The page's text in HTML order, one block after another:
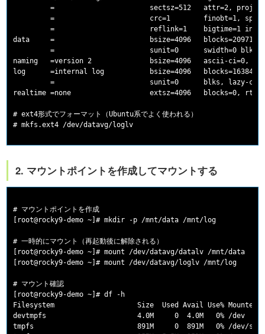
=                       sectsz=512   attr=2,
=                       crc=1        finobt=1,
=                       reflink=1    bigtime=1
data     =                       bsize=4096   blocks=2097152,
         =                       sunit=0      swidth=0 blks
naming   =version 2              bsize=4096   ascii-ci=0,
log      =internal log           bsize=4096   blocks=16384,
=                       sunit=0      blks, lazy-
realtime =none                   extsz=4096   blocks=0,
# ext4形式でフォーマット（Ubuntu系でよく使われる）
2. マウントポイントを作成してマウントする
# マウントポイントを作成
[root@rocky9-demo ~]# mkdir -p /mnt/data /mnt/log
# 一時的にマウント（再起動後に解除される）
[root@rocky9-demo ~]# mount /dev/datavg/datalv /mnt/data
[root@rocky9-demo ~]# mount /dev/datavg/loglv /mnt/log
# マウント確認
[root@rocky9-demo ~]# df -h
Filesystem                    Size  Used Avail Use% Mounted
devtmpfs                      4.0M     0  4.0M   0% /dev
tmpfs                         891M     0  891M   0% /dev/shm